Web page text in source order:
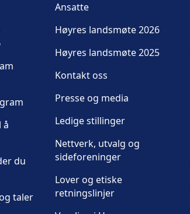
å
du
taler
Ansatte
Høyres landsmøte 2026
Høyres landsmøte 2025
Kontakt oss
Presse og media
Ledige stillinger
Nettverk, utvalg og
sideforeninger
Lover og etiske
retningslinjer